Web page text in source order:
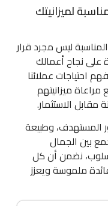
لميزانيتك
ليس مجرد قرار
نجاح أعمالك
عملائنا
ميزانيتهم
الاستثمار.
المستهدف، وطبيعة
بين الجمال
نضمن أن كل
ملموسة ويعزز